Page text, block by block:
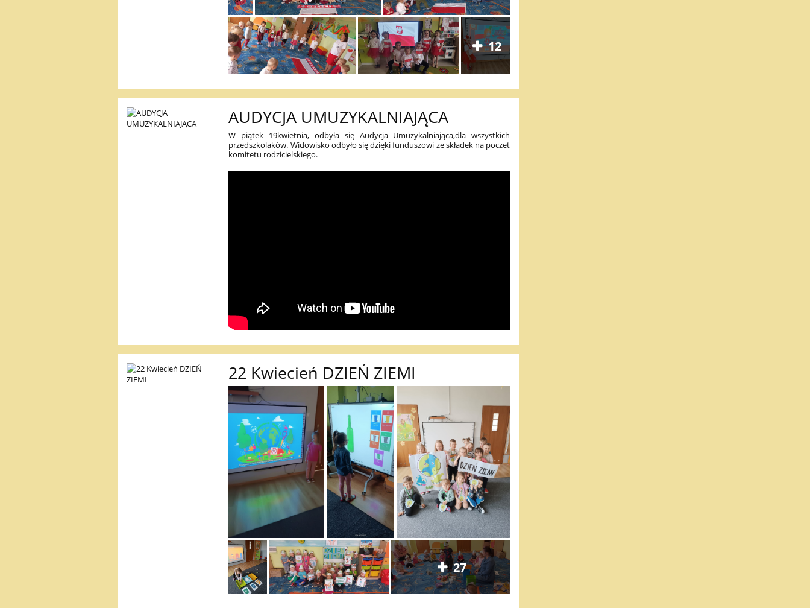
12
AUDYCJA UMUZYKALNIAJĄCA
W piątek 19kwietnia, odbyła się Audycja Umuzykalniająca,dla wszystkich
przedszkolaków. Widowisko odbyło się dzięki funduszowi ze składek na poczet
komitetu rodzicielskiego.
22 Kwiecień DZIEŃ ZIEMI
27